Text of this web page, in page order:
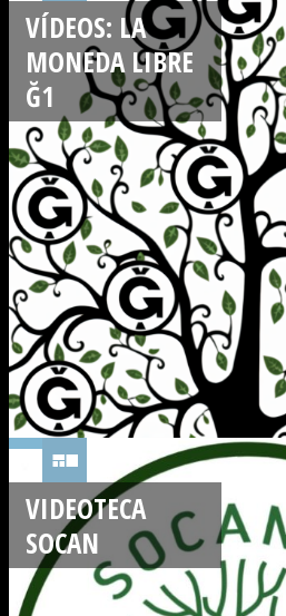
VÍDEOS: LA
MONEDA LIBRE
Ğ1
VIDEOTECA
SOCAN